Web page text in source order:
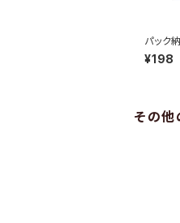
パック
¥198
その他